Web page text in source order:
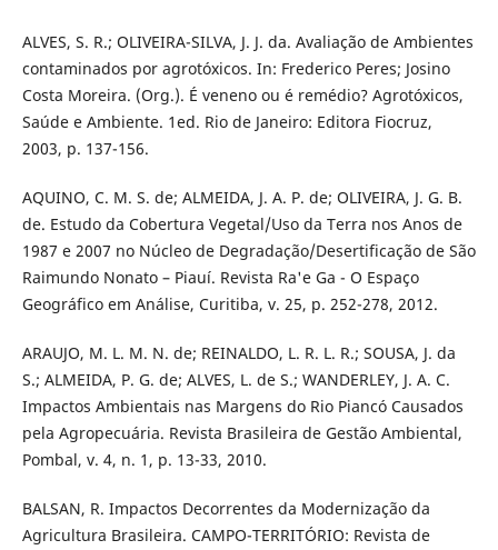
ALVES, S. R.; OLIVEIRA-SILVA, J. J. da. Avaliação de Ambientes
contaminados por agrotóxicos. In: Frederico Peres; Josino
Costa Moreira. (Org.). É veneno ou é remédio? Agrotóxicos,
Saúde e Ambiente. 1ed. Rio de Janeiro: Editora Fiocruz,
2003, p. 137-156.
AQUINO, C. M. S. de; ALMEIDA, J. A. P. de; OLIVEIRA, J. G. B.
de. Estudo da Cobertura Vegetal/Uso da Terra nos Anos de
1987 e 2007 no Núcleo de Degradação/Desertificação de São
Raimundo Nonato – Piauí. Revista Ra'e Ga - O Espaço
Geográfico em Análise, Curitiba, v. 25, p. 252-278, 2012.
ARAUJO, M. L. M. N. de; REINALDO, L. R. L. R.; SOUSA, J. da
S.; ALMEIDA, P. G. de; ALVES, L. de S.; WANDERLEY, J. A. C.
Impactos Ambientais nas Margens do Rio Piancó Causados
pela Agropecuária. Revista Brasileira de Gestão Ambiental,
Pombal, v. 4, n. 1, p. 13-33, 2010.
BALSAN, R. Impactos Decorrentes da Modernização da
Agricultura Brasileira. CAMPO-TERRITÓRIO: Revista de